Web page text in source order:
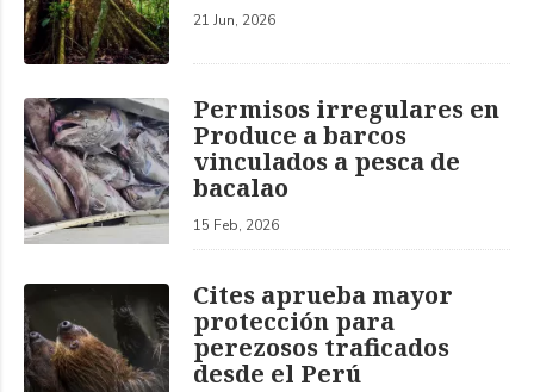
21 Jun, 2026
Permisos irregulares en
Produce a barcos
vinculados a pesca de
bacalao
15 Feb, 2026
Cites aprueba mayor
protección para
perezosos traficados
desde el Perú